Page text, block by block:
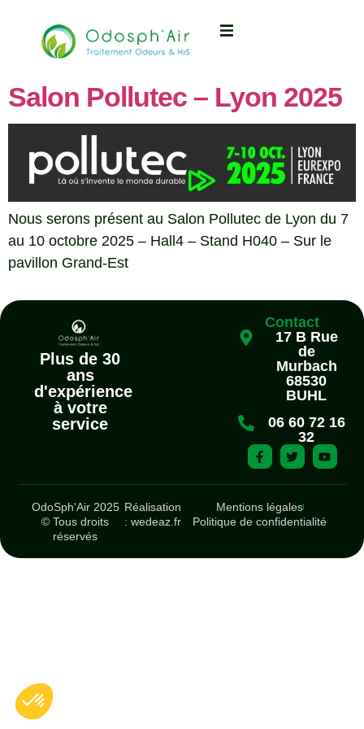
Salon Pollutec – Lyon 2025
Nous serons présent au Salon Pollutec de Lyon du 7
au 10 octobre 2025 – Hall4 – Stand H040 – Sur le
pavillon Grand-Est
Plus de 30
ans
d'expérience
à votre
service
Contact
17 B Rue
de
Murbach
68530
BUHL
06 60 72 16
32
OdoSph'Air 2025
© Tous droits
réservés
Réalisation
: wedeaz.fr
Mentions légales
Politique de confidentialité